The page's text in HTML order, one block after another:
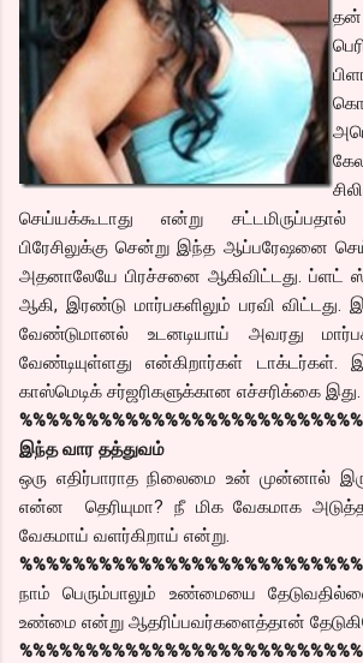
செய்யக்கூடாது என்று
பிரேசிலுக்கு சென்று இந்த ஆப்பரேஷனை
அதனாலேயே பிரச்சனை ஆகிவிட்டது. ப்ளட்
ஆகி, இரண்டு மார்பகளிலும் பரவி விட்டது.
வேண்டுமானல் உடனடியாய் அவரது
வேண்டியுள்ளது என்கிறார்கள் டாக்டர்கள்.
காஸ்மெடிக் சர்ஜரிகளுக்கான எச்சரிக்கை இது.
இந்த வார தத்துவம்
ஒரு எதிர்பாராத நிலைமை உன் முன்னால்
என்ன தெரியுமா? நீ மிக வேகமாக
வேகமாய் வளர்கிறாய் என்று.
நாம் பெரும்பாலும் உண்மையை
உண்மை என்று ஆதரிப்பவர்களைத்தான்